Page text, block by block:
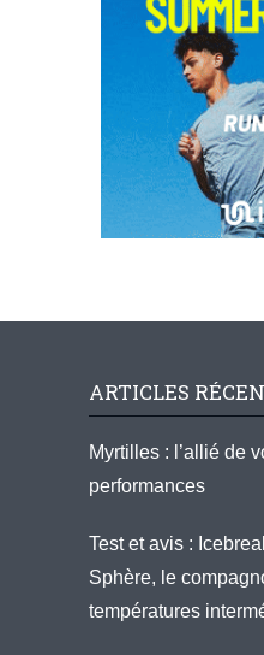
ARTICLES
Myrtilles : l’allié de
performances
Test et avis :
Sphère, le
températures